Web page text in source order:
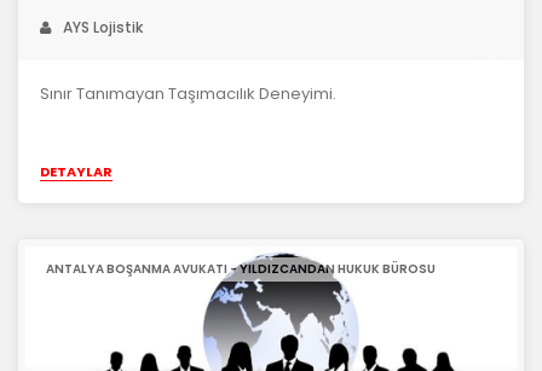
AYS Lojistik
Sınır Tanımayan Taşımacılık Deneyimi.
DETAYLAR
ANTALYA BOŞANMA AVUKATI - YILDIZCANDAN HUKUK BÜROSU